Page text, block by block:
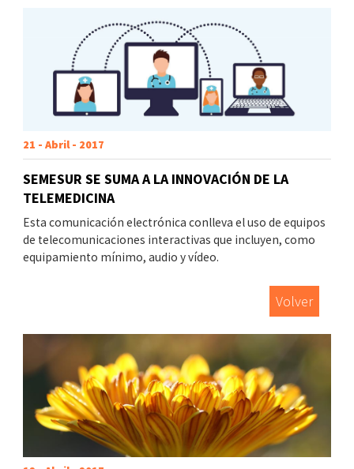
21 - Abril - 2017
SEMESUR SE SUMA A LA INNOVACIÓN DE LA
TELEMEDICINA
Esta comunicación electrónica conlleva el uso de equipos
de telecomunicaciones interactivas que incluyen, como
equipamiento mínimo, audio y vídeo.
Volver